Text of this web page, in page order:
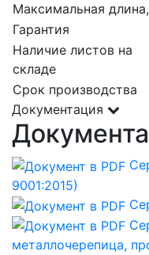
Максимальная
Гарантия
Наличие листов на
складе
Срок производства
Документация
9001:2015)
металлочерепица,